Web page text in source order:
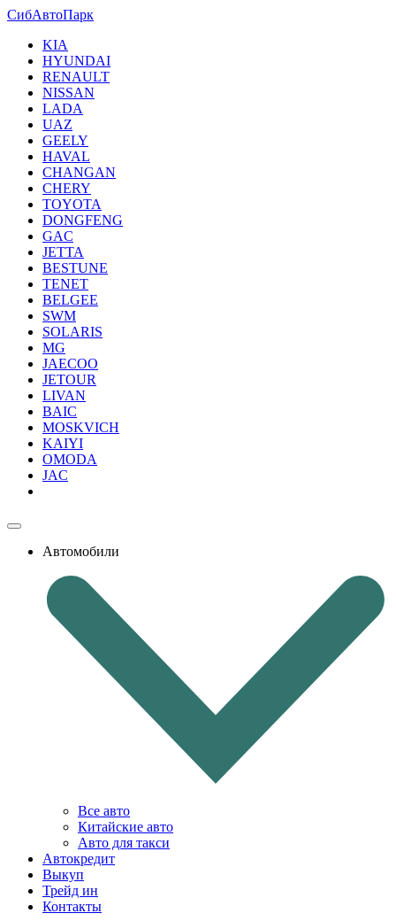
СибАвтоПарк
KIA
HYUNDAI
RENAULT
NISSAN
LADA
UAZ
GEELY
HAVAL
CHANGAN
CHERY
TOYOTA
DONGFENG
GAC
JETTA
BESTUNE
TENET
BELGEE
SWM
SOLARIS
MG
JAECOO
JETOUR
LIVAN
BAIC
MOSKVICH
KAIYI
OMODA
JAC
Автомобили
Все авто
Китайские авто
Авто для такси
Автокредит
Выкуп
Трейд ин
Контакты